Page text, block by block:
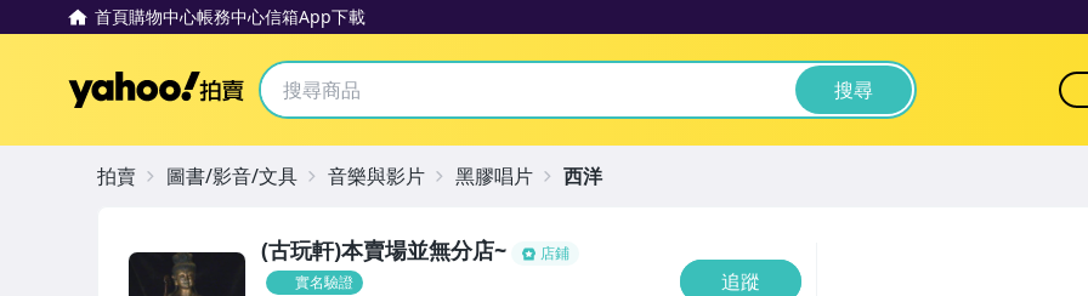
首頁購物中心帳務中心信箱App下載
Yahoo拍賣 搜尋
(古玩軒)本賣場並無分店~
店鋪
實名驗證
追蹤
拍賣 圖書/影音/文具 音樂與影片 黑膠唱片 西洋